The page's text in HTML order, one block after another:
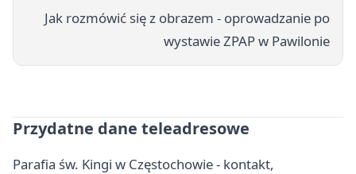
Jak rozmówić się z obrazem - oprowadzanie po
wystawie ZPAP w Pawilonie
Przydatne dane teleadresowe
Parafia św. Kingi w Częstochowie - kontakt,